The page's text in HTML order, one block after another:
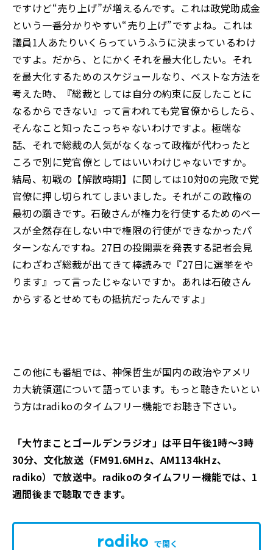
ですけど“売り上げ”が増えるんです。これは政党助成金
という一番分かりやすい“売り上げ”ですよね。これは
議員1人あたりいくらっていうふうに決まっているわけ
ですよ。だから、とにかくそれを最大化したい。それ
を最大化するためのスケジュールなり、ベストな方法を
考えた時、『総裁としては自分の約束に反したことに
なるからできない』って言われても党官僚からしたら、
そんなこと知ったこっちゃないわけですよ。極端な
話、それで総裁の人気がなくなって政権が代わったと
ころで別に党官僚としてはいいわけじゃないですか。
結局、初戦の【解散時期】に関しては10対0の完敗で党
官僚に押し切られてしまいました。それがこの政権の
最初の躓きです。石破さんが権力を行使するためのベー
スが全然存在しない中で権限の行使ができなかったパ
ターンなんですね。27日の投開票を発表する記者会見
にわざわざ総裁が出てきて棒読みで『27日に選挙をや
ります』って言ったじゃないですか。あれは石破さん
からするとせめてもの抵抗だったんですよ」
この他にも番組では、神保哲生が国内の政治やアメリ
カ大統領選について語っています。 もっと聴きたいとい
う方はradikoのタイムフリー機能でお聴き下さい。
「大竹まことゴールデンラジオ」は平日午後1時～3時
30分、文化放送（FM91.6MHz、AM1134kHz、
radiko）で放送中。radikoのタイムフリー機能では、1
週間後まで聴取できます。
で開く